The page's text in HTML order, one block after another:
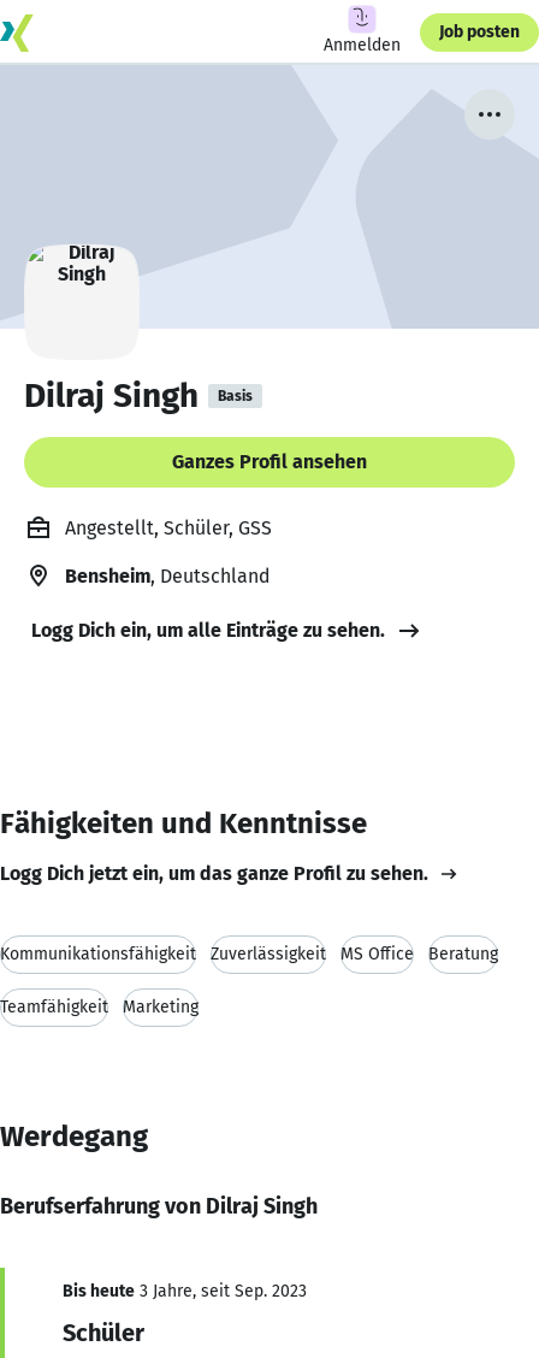
Anmelden
Job posten
Dilraj Singh Basis
Ganzes Profil ansehen
Angestellt, Schüler, GSS
Bensheim, Deutschland
Logg Dich ein, um alle Einträge zu sehen.
Fähigkeiten und Kenntnisse
Logg Dich jetzt ein, um das ganze Profil zu sehen.
Kommunikationsfähigkeit Zuverlässigkeit MS Office Beratung
Teamfähigkeit Marketing
Werdegang
Berufserfahrung von Dilraj Singh
Bis heute 3 Jahre, seit Sep. 2023
Schüler